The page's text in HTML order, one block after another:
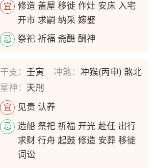
宜
修造 盖屋 移徙 作灶 安床 入宅
开市 求嗣 纳采 嫁娶
忌 祭祀 祈福 斋醮 酬神
干支： 壬寅 冲煞： 冲猴(丙申) 煞北
星神： 天刑
宜 见贵 认养
忌
造船 祭祀 祈福 开光 赴任 出行
求财 行舟 起鼓 修造 安葬 移徙
词讼